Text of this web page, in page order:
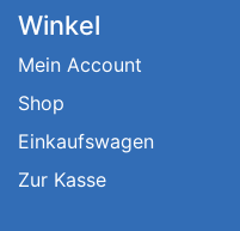
Winkel
Mein Account
Shop
Einkaufswagen
Zur Kasse